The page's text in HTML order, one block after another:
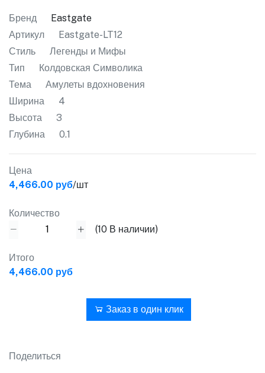
Бренд
Eastgate
Артикул
Eastgate-LT12
Стиль
Легенды и Мифы
Тип
Колдовская Символика
Тема
Амулеты вдохновения
Ширина
4
Высота
3
Глубина
0.1
Цена
4,466.00 руб/шт
Количество
(10 В наличии)
Итого
4,466.00 руб
Заказ в один клик
Поделиться